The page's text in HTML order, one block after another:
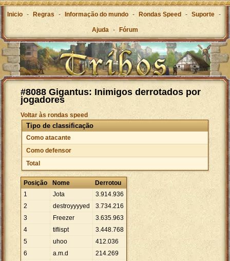
Inicio - Regras - Informação do mundo - Rondas Speed - Suporte -
Ajuda - Fórum
#8088 Gigantus: Inimigos derrotados por
jogadores
Voltar às rondas speed
Tipo de classificação
Como atacante
Como defensor
Total
Posição Nome
Derrotou
1
Jota 3.914.936
2
destroyyyyed 3.734.216
3
Freezer 3.635.963
4
tiflispt 3.448.768
5
uhoo 412.036
6
a.m.d 214.269